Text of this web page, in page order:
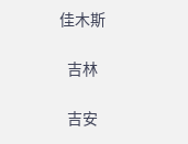
佳木斯
吉林
吉安